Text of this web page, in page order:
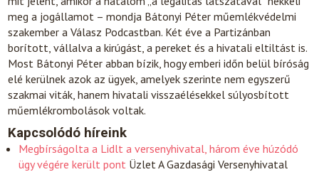
meg a jogállamot – mondja Bátonyi Péter műemlékvédelmi
szakember a Válasz Podcastban. Két éve a Partizánban
borított, vállalva a kirúgást, a pereket és a hivatali eltiltást is.
Most Bátonyi Péter abban bízik, hogy emberi időn belül bíróság
elé kerülnek azok az ügyek, amelyek szerinte nem egyszerű
szakmai viták, hanem hivatali visszaélésekkel súlyosbított
műemlékrombolások voltak.
Kapcsolódó híreink
Megbírságolta a Lidlt a versenyhivatal, három éve húzódó
ügy végére került pont ÜzletA Gazdasági Versenyhivatal